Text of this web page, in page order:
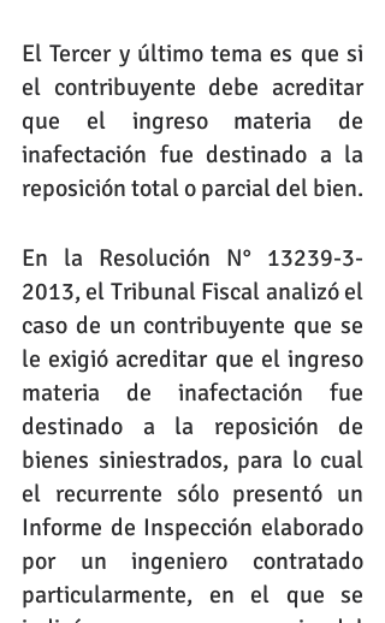
El Tercer y último tema es que si
el contribuyente debe acreditar
que el ingreso materia de
inafectación fue destinado a la
reposición total o parcial del bien.
En la Resolución N° 13239-3-
2013, el Tribunal Fiscal analizó el
caso de un contribuyente que se
le exigió acreditar que el ingreso
materia de inafectación fue
destinado a la reposición de
bienes siniestrados, para lo cual
el recurrente sólo presentó un
Informe de Inspección elaborado
por un ingeniero contratado
particularmente, en el que se